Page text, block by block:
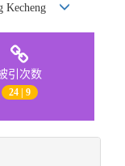
Kecheng
引次数
24 | 9